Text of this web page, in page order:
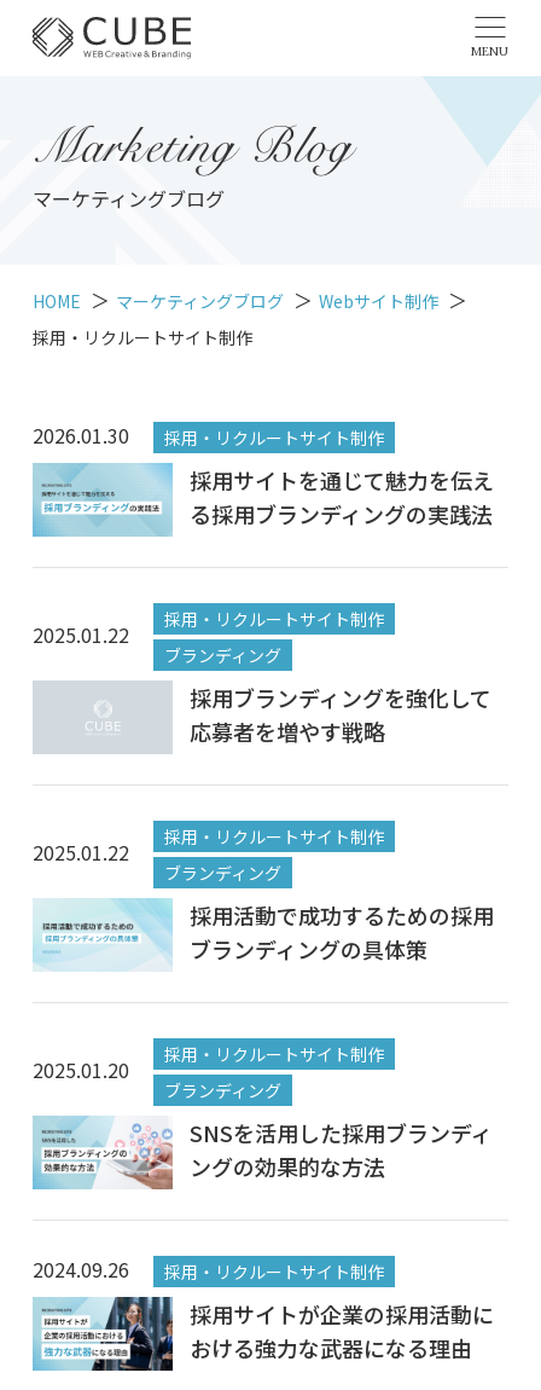
MENU
Marketing Blog
マーケティングブログ
HOME マーケティングブログ
Webサイト制作
採用・リクルートサイト制作
2026.01.30 採用・リクルートサイト制作
採用サイトを通じて魅力を伝え
る採用ブランディングの実践法
2025.01.22
採用・リクルートサイト制作
ブランディング
採用ブランディングを強化して
応募者を増やす戦略
2025.01.22
採用・リクルートサイト制作
ブランディング
採用活動で成功するための採用
ブランディングの具体策
2025.01.20
採用・リクルートサイト制作
ブランディング
SNSを活用した採用ブランディ
ングの効果的な方法
2024.09.26 採用・リクルートサイト制作
採用サイトが企業の採用活動に
おける強力な武器になる理由